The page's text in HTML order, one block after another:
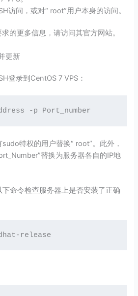
访问，或对“ root”用户本身的访问。
的更多信息，请访问其官方网站。
更新
登录到CentOS 7 VPS：
-p Port_number
特权的用户替换“ root”。此外，
替换为服务器各自的IP地
命令检查服务器上是否安装了正确
release